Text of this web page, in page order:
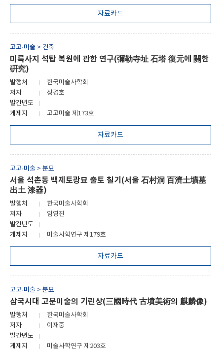
자료카드
고고·미술 > 건축
미륵사지 석탑 복원에 관한 연구(彌勒寺址 石塔 復元에 關한
硏究)
발행처
한국미술사학회
저자
장경호
발간년도
게제지
고고미술 제173호
자료카드
고고·미술 > 분묘
서울 석촌동 백제토광묘 출토 칠기(서울 石村洞 百濟土壙墓
出土 漆器)
발행처
한국미술사학회
저자
임영진
발간년도
게제지
미술사학연구 제179호
자료카드
고고·미술 > 분묘
삼국시대 고분미술의 기린상(三國時代 古墳美術의 麒麟像)
발행처
한국미술사학회
저자
이재중
발간년도
게제지
미술사학연구 제203호